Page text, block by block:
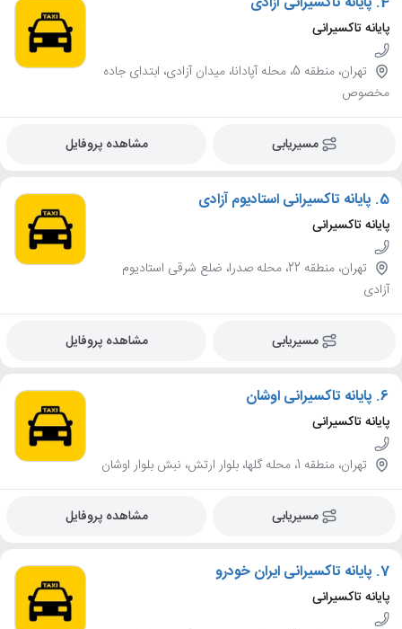
پایانه تاکسیرانی
تهران، منطقه 5، محله آپادانا، میدان آزادی، ابتدای جاده
مخصوص
مسیریابی مشاهده پروفایل
5. پایانه تاکسیرانی استادیوم آزادی
پایانه تاکسیرانی
تهران، منطقه 22، محله صدرا، ضلع شرقی استادیوم
آزادی
مسیریابی مشاهده پروفایل
6. پایانه تاکسیرانی اوشان
پایانه تاکسیرانی
تهران، منطقه 1، محله گلها، بلوار ارتش، نبش بلوار اوشان
مسیریابی مشاهده پروفایل
7. پایانه تاکسیرانی ایران خودرو
پایانه تاکسیرانی